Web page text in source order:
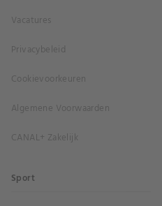
Vacatures
Privacybeleid
Cookievoorkeuren
Algemene Voorwaarden
CANAL+ Zakelijk
Sport